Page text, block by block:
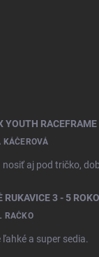
KÁČEROVÁ
aj pod tričko,
RUKAVICE 3 - 5
RAČKO
a super sedia.